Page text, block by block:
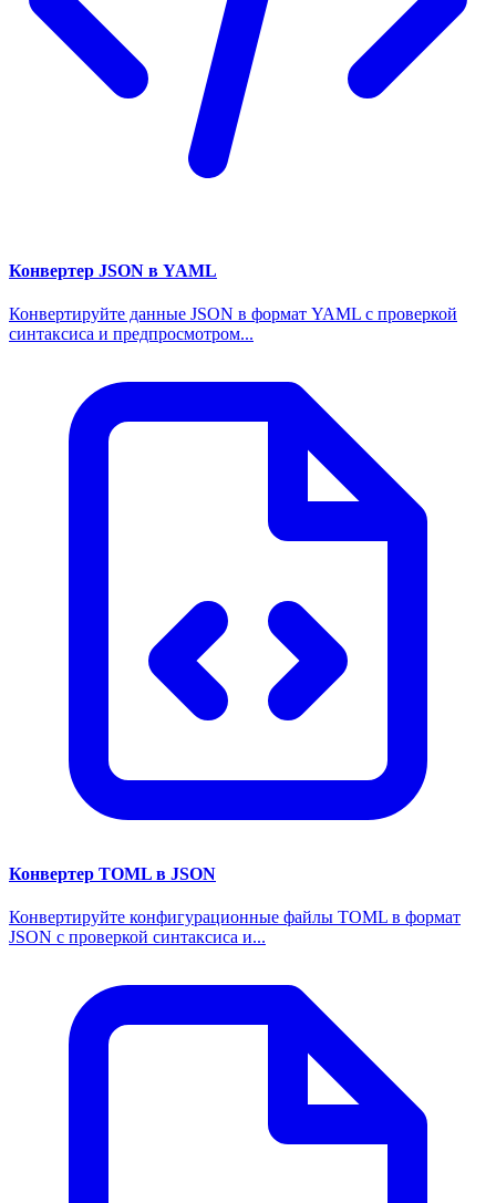
Конвертер JSON в YAML
Конвертируйте данные JSON в формат YAML с проверкой
синтаксиса и предпросмотром...
Конвертер TOML в JSON
Конвертируйте конфигурационные файлы TOML в формат
JSON с проверкой синтаксиса и...